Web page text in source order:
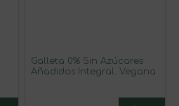
Galleta 0% Sin Azúcares
Añadidos Integral. Vegana